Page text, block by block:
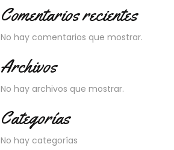
Comentarios recientes
No hay comentarios que mostrar.
Archivos
No hay archivos que mostrar.
Categorías
No hay categorías